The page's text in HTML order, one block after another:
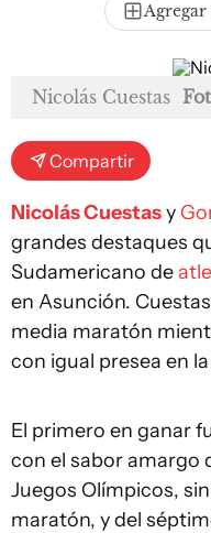
Nicolás Cuestas
Compartir
Nicolás Cuestasy
grandes destaques
Sudamericano de
en Asunción.
media maratón
con igual presea en
El primero en ganar
con el sabor amargo
Juegos Olímpicos,
maratón, y del